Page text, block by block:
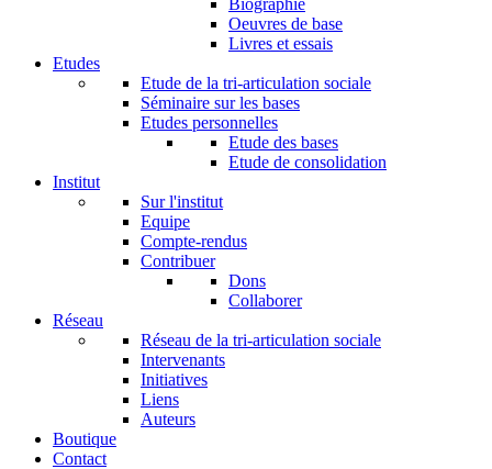
Biographie
Oeuvres de base
Livres et essais
Etudes
Etude de la tri-articulation sociale
Séminaire sur les bases
Etudes personnelles
Etude des bases
Etude de consolidation
Institut
Sur l'institut
Equipe
Compte-rendus
Contribuer
Dons
Collaborer
Réseau
Réseau de la tri-articulation sociale
Intervenants
Initiatives
Liens
Auteurs
Boutique
Contact